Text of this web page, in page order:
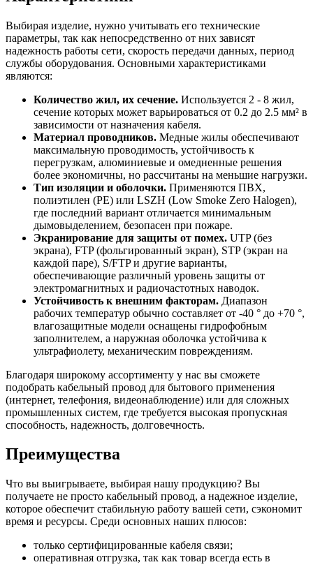
Выбирая изделие, нужно учитывать его технические
параметры, так как непосредственно от них зависят
надежность работы сети, скорость передачи данных, период
службы оборудования. Основными характеристиками
являются:
Количество жил, их сечение. Используется 2 - 8 жил,
сечение которых может варьироваться от 0.2 до 2.5 мм² в
зависимости от назначения кабеля.
Материал проводников. Медные жилы обеспечивают
максимальную проводимость, устойчивость к
перегрузкам, алюминиевые и омедненные решения
более экономичны, но рассчитаны на меньшие нагрузки.
Тип изоляции и оболочки. Применяются ПВХ,
полиэтилен (PE) или LSZH (Low Smoke Zero Halogen),
где последний вариант отличается минимальным
дымовыделением, безопасен при пожаре.
Экранирование для защиты от помех. UTP (без
экрана), FTP (фольгированный экран), STP (экран на
каждой паре), S/FTP и другие варианты,
обеспечивающие различный уровень защиты от
электромагнитных и радиочастотных наводок.
Устойчивость к внешним факторам. Диапазон
рабочих температур обычно составляет от -40 ° до +70 °,
влагозащитные модели оснащены гидрофобным
заполнителем, а наружная оболочка устойчива к
ультрафиолету, механическим повреждениям.
Благодаря широкому ассортименту у нас вы сможете
подобрать кабельный провод для бытового применения
(интернет, телефония, видеонаблюдение) или для сложных
промышленных систем, где требуется высокая пропускная
способность, надежность, долговечность.
Преимущества
Что вы выигрываете, выбирая нашу продукцию? Вы
получаете не просто кабельный провод, а надежное изделие,
которое обеспечит стабильную работу вашей сети, сэкономит
время и ресурсы. Среди основных наших плюсов:
только сертифицированные кабеля связи;
оперативная отгрузка, так как товар всегда есть в